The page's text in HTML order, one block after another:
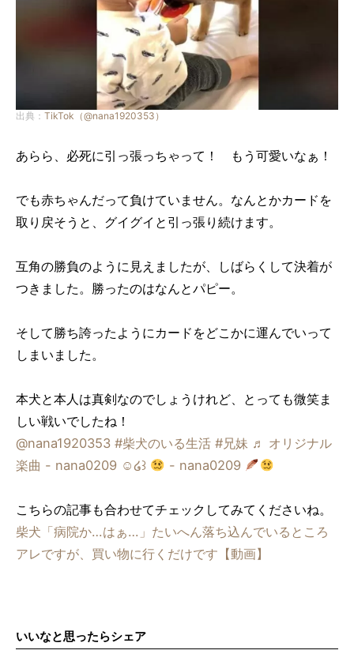
出典： TikTok（@nana1920353）
あらら、必死に引っ張っちゃって！ もう可愛いなぁ！
でも赤ちゃんだって負けていません。なんとかカードを
取り戻そうと、グイグイと引っ張り続けます。
互角の勝負のように見えましたが、しばらくして決着が
つきました。勝ったのはなんとパピー。
そして勝ち誇ったようにカードをどこかに運んでいって
しまいました。
本犬と本人は真剣なのでしょうけれど、とっても微笑ま
しい戦いでしたね！
@nana1920353 #柴犬のいる生活 #兄妹 ♬ オリジナル
楽曲 - nana0209 ☺︎︎︎︎໒꒱
- nana0209
こちらの記事も合わせてチェックしてみてくださいね。
柴犬「病院か…はぁ…」たいへん落ち込んでいるところ
アレですが、買い物に行くだけです【動画】
いいなと思ったらシェア